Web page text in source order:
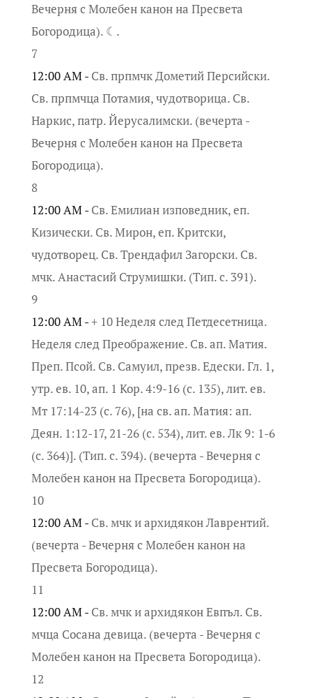
Вечерня с Молебен канон на Пресвета
Богородица). ☾.
7
12:00 AM - Св. прпмчк Дометий Персийски.
Св. прпмчца Потамия, чудотворица. Св.
Наркис, патр. Йерусалимски. (вечерта -
Вечерня с Молебен канон на Пресвета
Богородица).
8
12:00 AM - Св. Емилиан изповедник, еп.
Кизически. Св. Мирон, еп. Критски,
чудотворец. Св. Трендафил Загорски. Св.
мчк. Анастасий Струмишки. (Тип. с. 391).
9
12:00 AM -+ 10 Неделя след Петдесетница.
Неделя след Преображение. Св. ап. Матия.
Преп. Псой. Св. Самуил, презв. Едески. Гл. 1,
утр. ев. 10, ап. 1 Кор. 4:9-16 (с. 135), лит. ев.
Мт 17:14-23 (с. 76), [на св. ап. Матия: ап.
Деян. 1:12-17, 21-26 (с. 534), лит. ев. Лк 9: 1-6
(с. 364)]. (Тип. с. 394). (вечерта - Вечерня с
Молебен канон на Пресвета Богородица).
10
12:00 AM - Св. мчк и архидякон Лаврентий.
(вечерта - Вечерня с Молебен канон на
Пресвета Богородица).
11
12:00 AM - Св. мчк и архидякон Евпъл. Св.
мчца Сосана девица. (вечерта - Вечерня с
Молебен канон на Пресвета Богородица).
12